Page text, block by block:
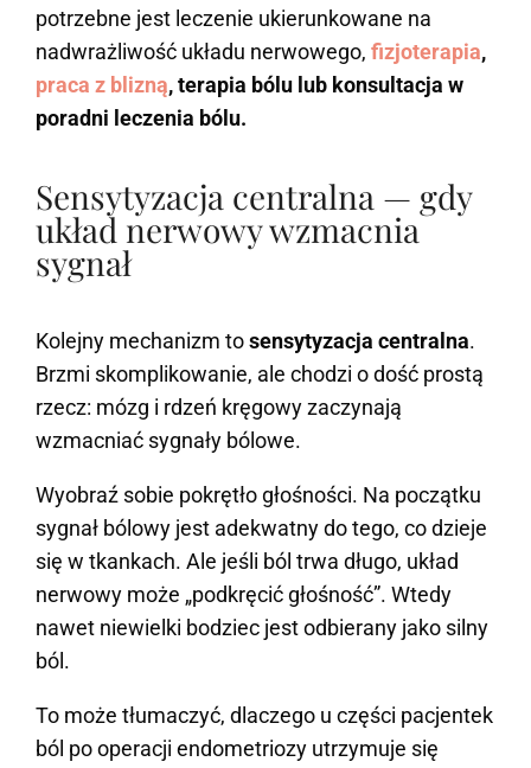
potrzebne jest leczenie ukierunkowane na
nadwrażliwość układu nerwowego, fizjoterapia,
praca z blizną, terapia bólu lub konsultacja w
poradni leczenia bólu.
Sensytyzacja centralna — gdy
układ nerwowy wzmacnia
sygnał
Kolejny mechanizm tosensytyzacja centralna.
Brzmi skomplikowanie, ale chodzi o dość prostą
rzecz: mózg i rdzeń kręgowy zaczynają
wzmacniać sygnały bólowe.
Wyobraź sobie pokrętło głośności. Na początku
sygnał bólowy jest adekwatny do tego, co dzieje
się w tkankach. Ale jeśli ból trwa długo, układ
nerwowy może „podkręcić głośność”. Wtedy
nawet niewielki bodziec jest odbierany jako silny
ból.
To może tłumaczyć, dlaczego u części pacjentek
ból po operacji endometriozy utrzymuje się